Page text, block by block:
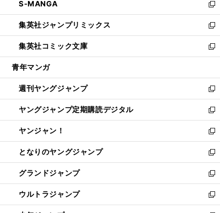
く
で
開
く
ド
ウ
で
開
く
ィ
ン
ド
ウ
で
開
い
ウ
ィ
ン
ド
ウ
開
く
S-MANGA
新
し
い
ウ
ィ
ン
ウ
で
開
く
集英社ジャンプリミックス
新
し
い
ウ
ン
ド
ウ
で
開
く
集英社コミック文庫
新
し
ウ
ィ
ン
ド
ウ
で
開
く
青年マンガ
週刊ヤングジャンプ
新
し
い
ウ
ィ
ン
ド
ウ
で
開
く
ヤングジャンプ定期購読デジタル
新
し
い
ウ
ィ
ン
ド
ウ
で
開
ヤンジャン！
新
し
い
ウ
ィ
ン
ド
ウ
となりのヤングジャンプ
新
し
い
ウ
ィ
ン
グランドジャンプ
新
し
い
ウ
ウルトラジャンプ
新
し